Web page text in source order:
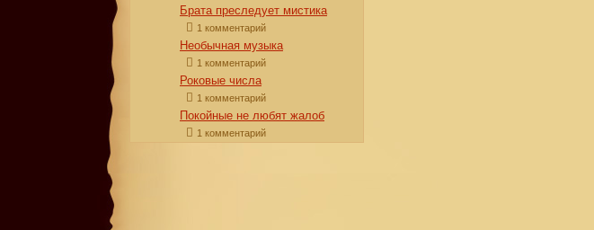
Брата преследует мистика
1 комментарий
Необычная музыка
1 комментарий
Роковые числа
1 комментарий
Покойные не любят жалоб
1 комментарий